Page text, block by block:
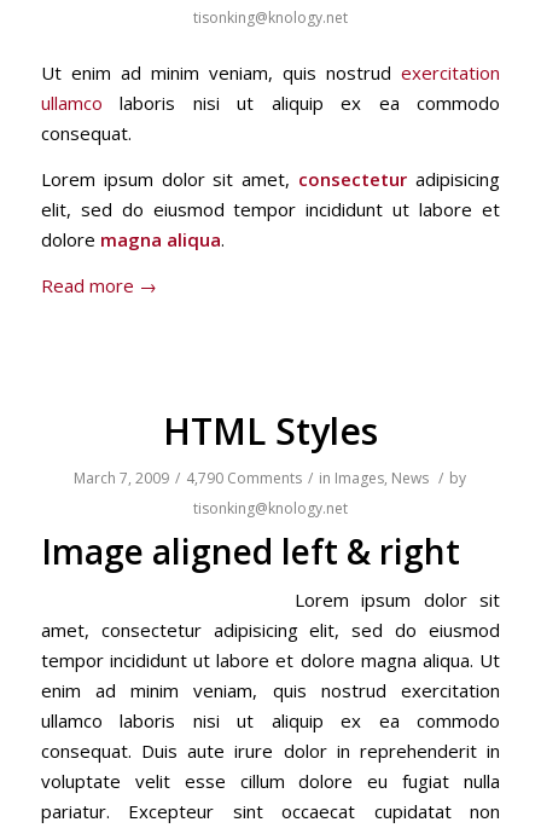
tisonking@knology.net
Ut enim ad minim veniam, quis nostrudexercitation
ullamco laboris nisi ut aliquip ex ea commodo
consequat.
Lorem ipsum dolor sit amet, consectetur adipisicing
elit, sed do eiusmod tempor incididunt ut labore et
dolore magna aliqua.
Read more →
HTML Styles
March 7, 2009 / 4,790 Comments / in Images, News / by
tisonking@knology.net
Image aligned left & right
Lorem ipsum dolor sit
amet, consectetur adipisicing elit, sed do eiusmod
tempor incididunt ut labore et dolore magna aliqua. Ut
enim ad minim veniam, quis nostrud exercitation
ullamco laboris nisi ut aliquip ex ea commodo
consequat. Duis aute irure dolor in reprehenderit in
voluptate velit esse cillum dolore eu fugiat nulla
pariatur. Excepteur sint occaecat cupidatat non